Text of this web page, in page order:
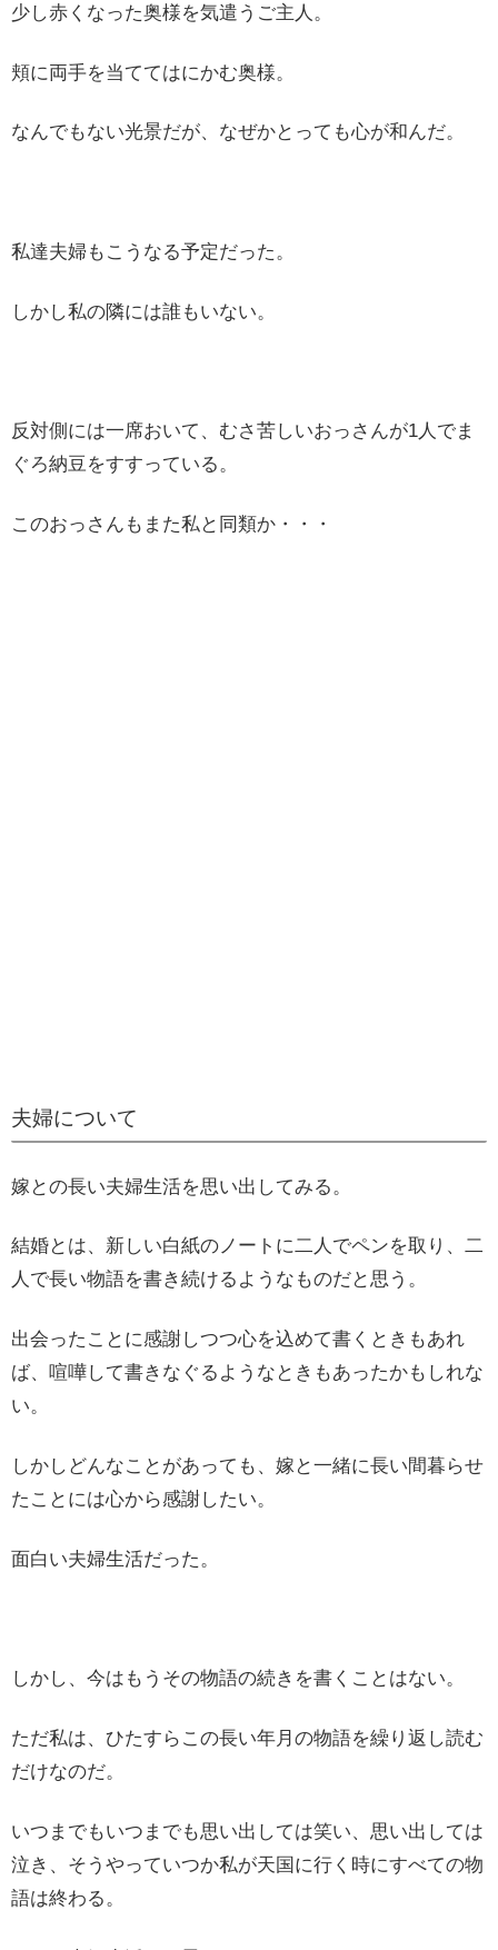
少し赤くなった奥様を気遣うご主人。
頬に両手を当ててはにかむ奥様。
なんでもない光景だが、なぜかとっても心が和んだ。
私達夫婦もこうなる予定だった。
しかし私の隣には誰もいない。
反対側には一席おいて、むさ苦しいおっさんが1人でま
ぐろ納豆をすすっている。
このおっさんもまた私と同類か・・・
夫婦について
嫁との長い夫婦生活を思い出してみる。
結婚とは、新しい白紙のノートに二人でペンを取り、二
人で長い物語を書き続けるようなものだと思う。
出会ったことに感謝しつつ心を込めて書くときもあれ
ば、喧嘩して書きなぐるようなときもあったかもしれな
い。
しかしどんなことがあっても、嫁と一緒に長い間暮らせ
たことには心から感謝したい。
面白い夫婦生活だった。
しかし、今はもうその物語の続きを書くことはない。
ただ私は、ひたすらこの長い年月の物語を繰り返し読む
だけなのだ。
いつまでもいつまでも思い出しては笑い、思い出しては
泣き、そうやっていつか私が天国に行く時にすべての物
語は終わる。